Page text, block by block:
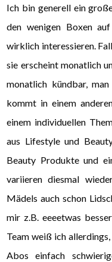
Ich bin generell ein
den wenigen Boxen
wirklich interessieren.
sie erscheint monatlich
monatlich kündbar,
kommt in einem
einem individuellen
aus Lifestyle und
Beauty Produkte und
variieren diesmal
Mädels auch schon
mir z.B. eeeetwas
Team weiß ich
Abos einfach